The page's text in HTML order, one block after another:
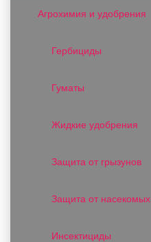
Агрохимия и удобрения
Гербициды
Гуматы
Жидкие удобрения
Защита от грызунов
Защита от насекомых
Инсектициды